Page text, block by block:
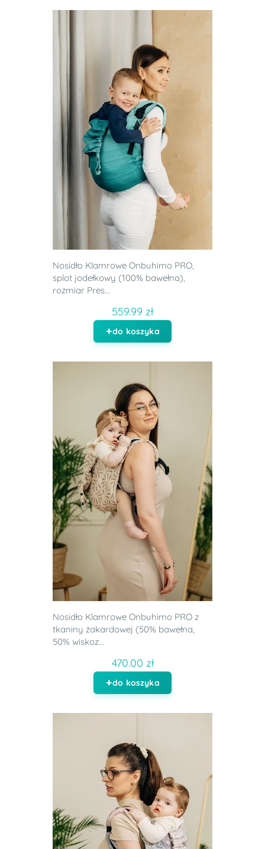
Nosidło Klamrowe Onbuhimo PRO,
splot jodełkowy (100% bawełna),
rozmiar Pres...
559.99 zł
do koszyka
Nosidło Klamrowe Onbuhimo PRO z
tkaniny żakardowej (50% bawełna,
50% wiskoz...
470.00 zł
do koszyka